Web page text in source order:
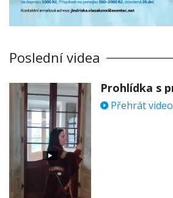
Poslední videa
Přehrát video